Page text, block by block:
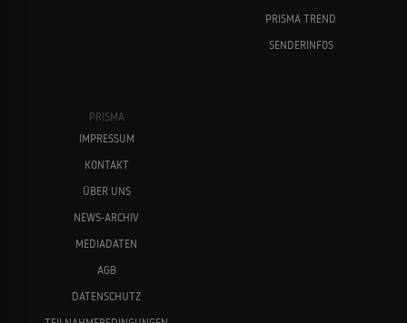
PRISMA TREND
SENDERINFOS
PRISMA
IMPRESSUM
KONTAKT
ÜBER UNS
NEWS-ARCHIV
MEDIADATEN
AGB
DATENSCHUTZ